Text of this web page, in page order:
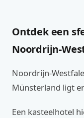
Ontdek een
Noordrijn-
Noordrijn-
Münsterland ligt
Een kasteelhotel